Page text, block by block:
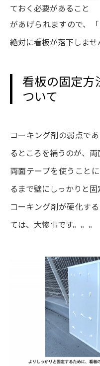
ておく必要があること
があげられますので、
絶対に看板が落下しませ
看板の固定
ついて
コーキング剤の弱点で
るところを補うのが、両
両面テープを使うこと
るまで壁にしっかりと固
コーキング剤が硬化す
ては、大惨事です。。。